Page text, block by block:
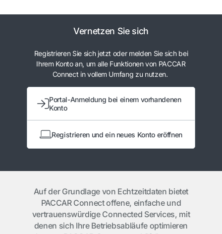
Vernetzen Sie sich
Registrieren Sie sich jetzt oder melden Sie sich bei
Ihrem Konto an, um alle Funktionen von PACCAR
Connect in vollem Umfang zu nutzen.
Portal-Anmeldung bei einem vorhandenen
Konto
Registrieren und ein neues Konto eröffnen
Auf der Grundlage von Echtzeitdaten bietet
PACCAR Connect offene, einfache und
vertrauenswürdige Connected Services, mit
denen sich Ihre Betriebsabläufe optimieren